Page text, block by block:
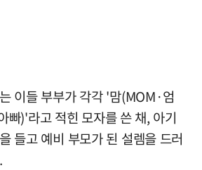
이들 부부가 각각 '맘(MOM·엄
빠)'라고 적힌 모자를 쓴 채, 아기
들고 예비 부모가 된 설렘을 드러